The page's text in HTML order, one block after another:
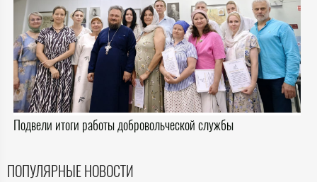
Подвели итоги работы добровольческой службы
ПОПУЛЯРНЫЕ НОВОСТИ